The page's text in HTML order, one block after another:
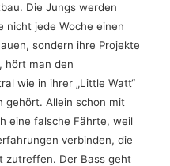
Die Jungs werden
nicht jede Woche einen
sondern ihre Projekte
hört man den
wie in ihrer „Little Watt“
gehört. Allein schon mit
eine falsche Fährte, weil
verbinden, die
zutreffen. Der Bass geht